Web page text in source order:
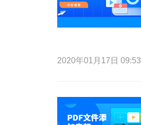
2020年01月17日 09:53